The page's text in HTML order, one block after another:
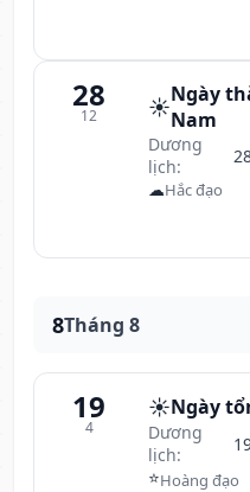
28
12 ☀️Ngày
Nam
Dương
lịch:
☁Hắc đạo
8Tháng 8
19
4
☀️Ngày
Dương
lịch:
⭐Hoàng đạo